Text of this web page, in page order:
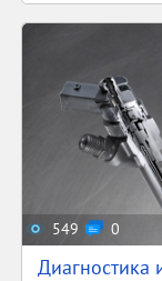
549 0
Диагностика